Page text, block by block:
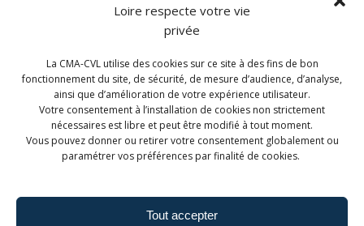
Loire respecte votre vie
privée
La CMA-CVL utilise des cookies sur ce site à des fins de bon
fonctionnement du site, de sécurité, de mesure d’audience, d’analyse,
ainsi que d’amélioration de votre expérience utilisateur.
Votre consentement à l’installation de cookies non strictement
nécessaires est libre et peut être modifié à tout moment.
Vous pouvez donner ou retirer votre consentement globalement ou
paramétrer vos préférences par finalité de cookies.
Tout accepter
CONTACT
CMA Formation Blois est géré par la Chambre de
Métiers et de l'Artisanat Centre-Val de Loire.